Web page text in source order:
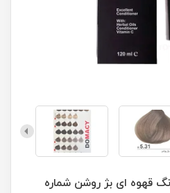
قهوه ای بژ روشن شماره